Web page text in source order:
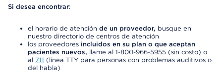
Si desea encontrar:
el horario de atención de un proveedor, busque en
nuestro directorio de centros de atención
los proveedores incluidos en su plan o que aceptan
pacientes nuevos, llame al 1-800-966-5955 (sin costo) o
al 711 (línea TTY para personas con problemas auditivos o
del habla)